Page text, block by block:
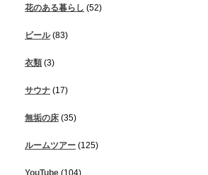
花のある暮らし (52)
ビール(83)
衣類 (3)
サウナ (17)
無垢の床 (35)
ルームツアー (125)
YouTube (104)